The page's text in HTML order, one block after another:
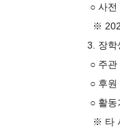
○ 사전 오
※ 2026년
3. 장학생
○ 주관 :
○ 후원 :
○ 활동기
※ 타 시·